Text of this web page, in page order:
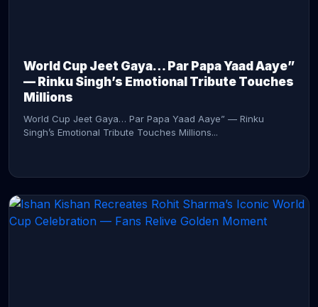
World Cup Jeet Gaya… Par Papa Yaad Aaye”
— Rinku Singh’s Emotional Tribute Touches
Millions
World Cup Jeet Gaya… Par Papa Yaad Aaye” — Rinku
Singh’s Emotional Tribute Touches Millions...